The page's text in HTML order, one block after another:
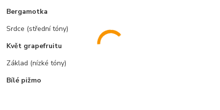
Bergamotka
Srdce (střední tóny)
Květ grapefruitu
Základ (nízké tóny)
Bílé pižmo